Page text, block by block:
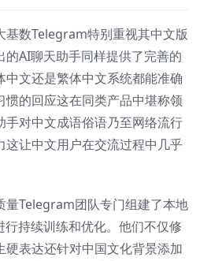
基数Telegram特别重视其中文版
的AI聊天助手同样提供了完善的
中文还是繁体中文系统都能准确
惯的回应这在同类产品中堪称领
手对中文成语俗语乃至网络流行
这让中文用户在交流过程中几乎
量Telegram团队专门组建了本地
持续训练和优化。他们不仅修
硬表达还针对中国文化背景添加